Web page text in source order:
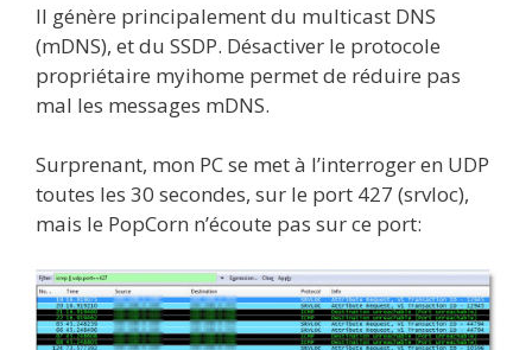
Il génère principalement du multicast DNS
(mDNS), et du SSDP. Désactiver le protocole
propriétaire myihome permet de réduire pas
mal les messages mDNS.
Surprenant, mon PC se met à l’interroger en UDP
toutes les 30 secondes, sur le port 427 (srvloc),
mais le PopCorn n’écoute pas sur ce port: